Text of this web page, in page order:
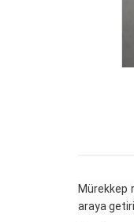
Mürekkep
araya